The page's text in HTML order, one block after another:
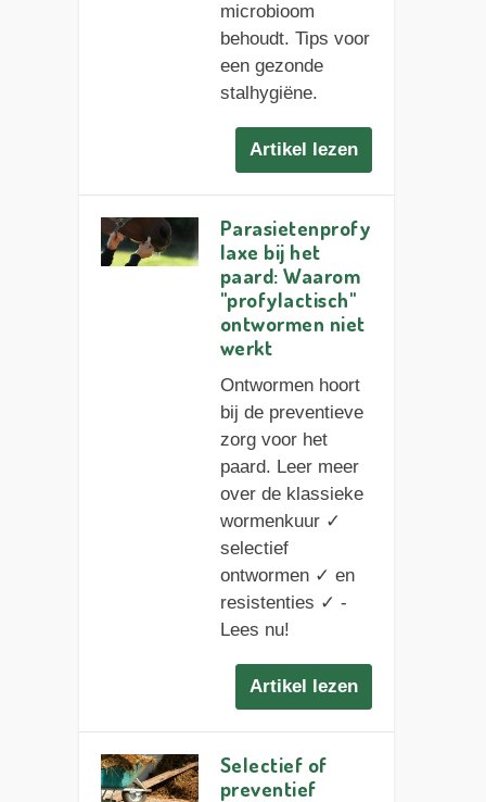
microbioom
behoudt. Tips voor
een gezonde
stalhygiëne.
Artikel lezen
Parasietenprofy
laxe bij het
paard: Waarom
"profylactisch"
ontwormen niet
werkt
Ontwormen hoort
bij de preventieve
zorg voor het
paard. Leer meer
over de klassieke
wormenkuur ✓
selectief
ontwormen ✓ en
resistenties ✓ -
Lees nu!
Artikel lezen
Selectief of
preventief